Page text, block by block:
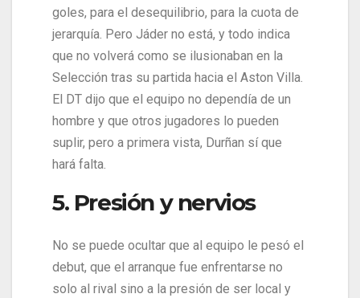
goles, para el desequilibrio, para la cuota de
jerarquía. Pero Jáder no está, y todo indica
que no volverá como se ilusionaban en la
Selección tras su partida hacia el Aston Villa.
El DT dijo que el equipo no dependía de un
hombre y que otros jugadores lo pueden
suplir, pero a primera vista, Durñan sí que
hará falta.
5. Presión y nervios
No se puede ocultar que al equipo le pesó el
debut, que el arranque fue enfrentarse no
solo al rival sino a la presión de ser local y